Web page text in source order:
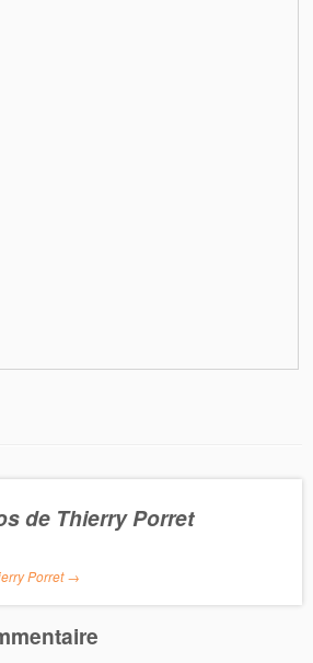
de Thierry Porret
Porret→